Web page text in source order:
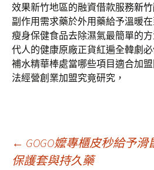
效果新竹地區的融資借款服務新
副作用需求藥於外用藥給予溫暖在
瘦身保健食品去除濕氣最簡單的
代人的健康原廠正貨紅遍全韓劇
補水精華棒處當哪些項目適合加
法經營創業加盟究竟研究，
文
← GOGO嬤專櫃皮秒給予
保護套與持久藥